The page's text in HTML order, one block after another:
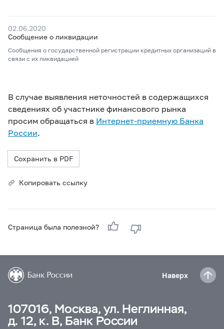
02.06.2020
Сообщение о ликвидации
Сообщения о государственной регистрации кредитных организаций в
связи с их ликвидацией
В случае выявления неточностей в содержащихся
сведениях об участнике финансового рынка
просим обращаться в Интернет-приемную Банка
России.
Сохранить в PDF
Копировать ссылку
Страница была полезной?
Наверх
107016, Москва, ул. Неглинная,
д. 12, к. В, Банк России